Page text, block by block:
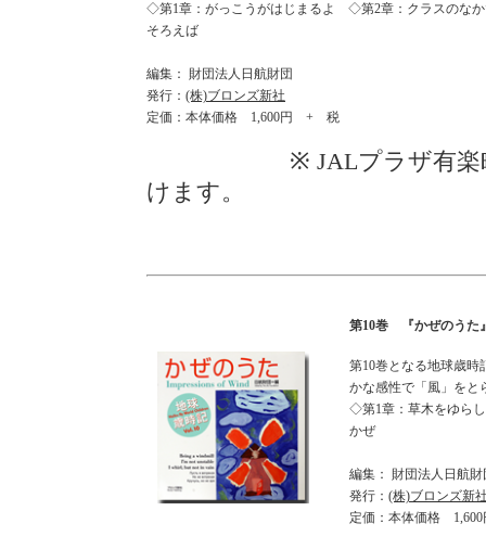
◇第1章：がっこうがはじまるよ ◇第2章：クラスのな
そろえば
編集： 財団法人日航財団
発行： (株)ブロンズ新社
定価：本体価格 1,600円 + 税
※ JALプラザ有楽町、
けます。
第10巻 『かぜのうた
第10巻となる地球歳時
かな感性で「風」をと
◇第1章：草木をゆ
かぜ
編集： 財団法人日航
発行： (株)ブロンズ新
定価：本体価格